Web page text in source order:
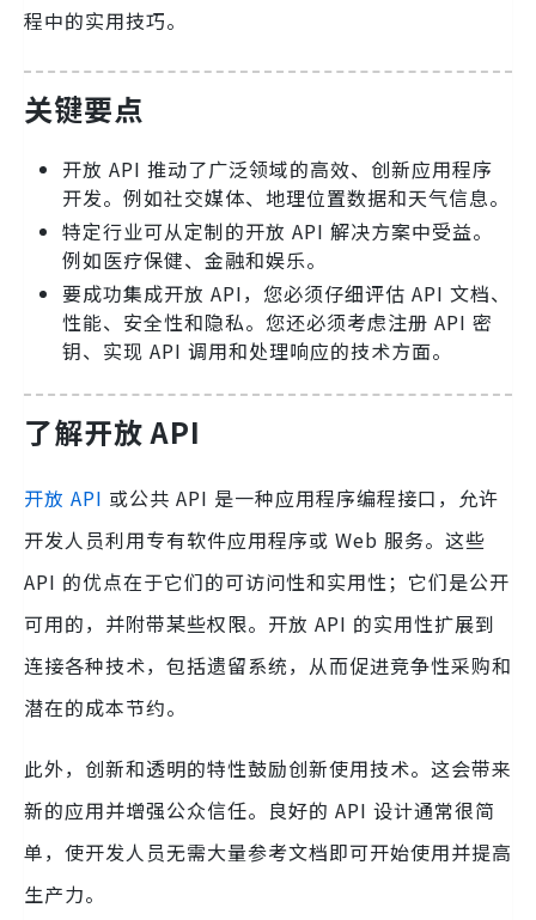
程中的实用技巧。
关键要点
开放 API 推动了广泛领域的高效、创新应用程序
开发。例如社交媒体、地理位置数据和天气信息。
特定行业可从定制的开放 API 解决方案中受益。
例如医疗保健、金融和娱乐。
要成功集成开放 API，您必须仔细评估 API 文档、
性能、安全性和隐私。您还必须考虑注册 API 密
钥、实现 API 调用和处理响应的技术方面。
了解开放 API
开放 API 或公共 API 是一种应用程序编程接口，允许
开发人员利用专有软件应用程序或 Web 服务。这些
API 的优点在于它们的可访问性和实用性；它们是公开
可用的，并附带某些权限。开放 API 的实用性扩展到
连接各种技术，包括遗留系统，从而促进竞争性采购和
潜在的成本节约。
此外，创新和透明的特性鼓励创新使用技术。这会带来
新的应用并增强公众信任。良好的 API 设计通常很简
单，使开发人员无需大量参考文档即可开始使用并提高
生产力。